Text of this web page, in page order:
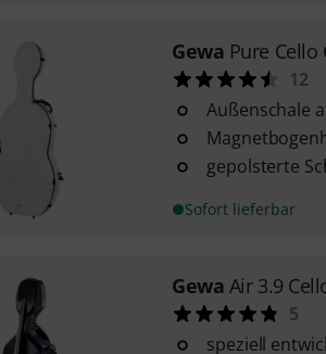
Gewa Pure Cello
12
Außenschale
gepolsterte
Sofort lieferbar
Gewa Air 3.9
5
speziell